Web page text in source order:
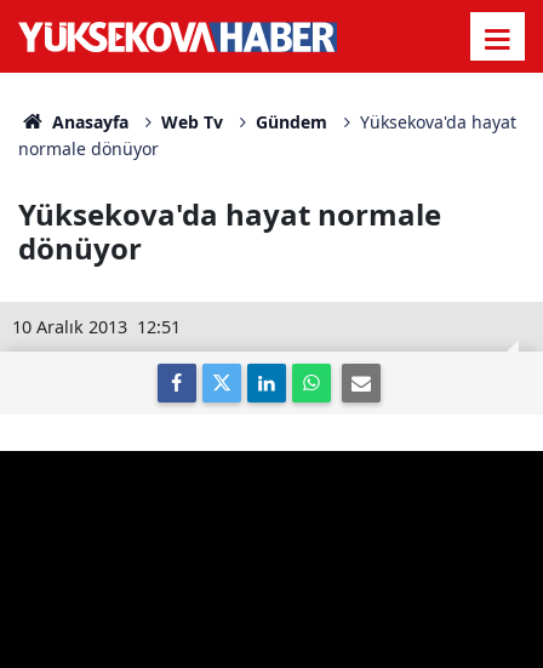
Anasayfa Web Tv Gündem
Yüksekova'da hayat
normale dönüyor
Yüksekova'da hayat normale
dönüyor
12:51
10 Aralık 2013